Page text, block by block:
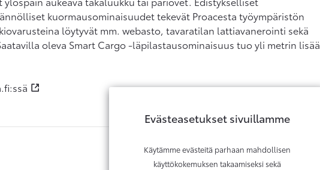
kuormausominaisuudet tekevät Proacesta työympäristön
löytyvät mm. webasto, tavaratilan lattiavanerointi sekä
oleva Smart Cargo -läpilastausominaisuus tuo yli metrin lisää
Evästeasetukset sivuillamme
Käytämme evästeitä parhaan mahdollisen
käyttökokemuksen takaamiseksi sekä